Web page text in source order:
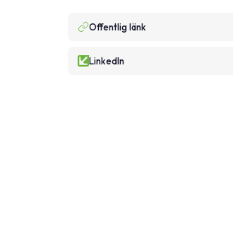
Offentlig länk
LinkedIn